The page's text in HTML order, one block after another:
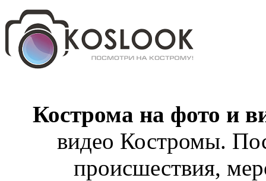
Кострома на фото и
видео Костромы.
происшествия,